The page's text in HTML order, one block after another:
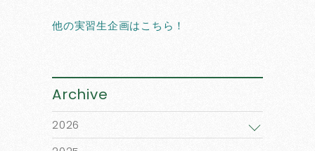
他の実習生企画はこちら！
Archive
2026